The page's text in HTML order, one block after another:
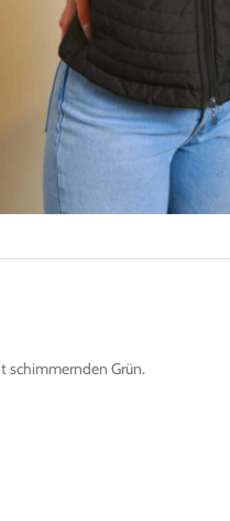
Vergrößern
schimmernden Grün.